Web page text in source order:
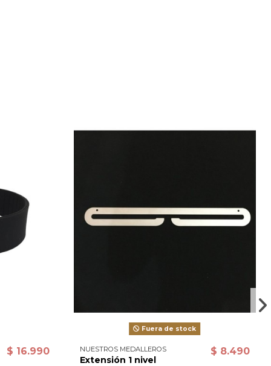
$ 16.990
Fuera de stock
NUESTROS MEDALLEROS
Extensión 1 nivel
$ 8.490